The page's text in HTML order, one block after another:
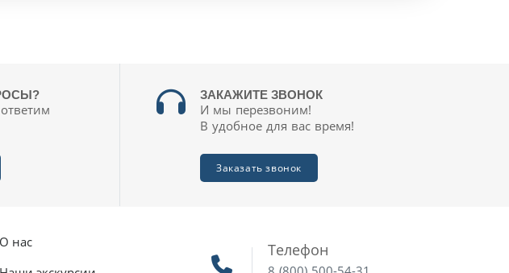
ЗАКАЖИТЕ ЗВОНОК
И мы перезвоним!
В удобное для вас время!
Заказать звонок
О нас
Телефон